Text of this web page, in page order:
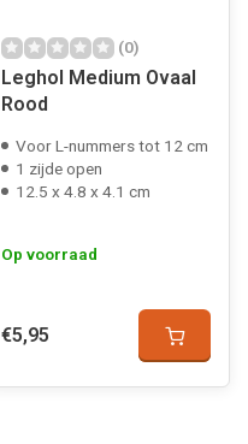
(0)
Leghol Medium Ovaal
Rood
Voor L-nummers tot 12 cm
1 zijde open
12.5 x 4.8 x 4.1 cm
Op voorraad
€5,95